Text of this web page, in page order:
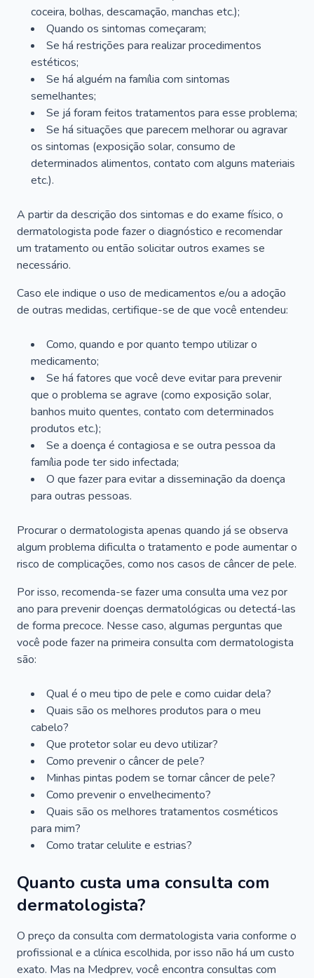
coceira, bolhas, descamação, manchas etc.);
Quando os sintomas começaram;
Se há restrições para realizar procedimentos
estéticos;
Se há alguém na família com sintomas
semelhantes;
Se já foram feitos tratamentos para esse problema;
Se há situações que parecem melhorar ou agravar
os sintomas (exposição solar, consumo de
determinados alimentos, contato com alguns materiais
etc.).
A partir da descrição dos sintomas e do exame físico, o
dermatologista pode fazer o diagnóstico e recomendar
um tratamento ou então solicitar outros exames se
necessário.
Caso ele indique o uso de medicamentos e/ou a adoção
de outras medidas, certifique-se de que você entendeu:
Como, quando e por quanto tempo utilizar o
medicamento;
Se há fatores que você deve evitar para prevenir
que o problema se agrave (como exposição solar,
banhos muito quentes, contato com determinados
produtos etc.);
Se a doença é contagiosa e se outra pessoa da
família pode ter sido infectada;
O que fazer para evitar a disseminação da doença
para outras pessoas.
Procurar o dermatologista apenas quando já se observa
algum problema dificulta o tratamento e pode aumentar o
risco de complicações, como nos casos de câncer de pele.
Por isso, recomenda-se fazer uma consulta uma vez por
ano para prevenir doenças dermatológicas ou detectá-las
de forma precoce. Nesse caso, algumas perguntas que
você pode fazer na primeira consulta com dermatologista
são:
Qual é o meu tipo de pele e como cuidar dela?
Quais são os melhores produtos para o meu
cabelo?
Que protetor solar eu devo utilizar?
Como prevenir o câncer de pele?
Minhas pintas podem se tornar câncer de pele?
Como prevenir o envelhecimento?
Quais são os melhores tratamentos cosméticos
para mim?
Como tratar celulite e estrias?
Quanto custa uma consulta com
dermatologista?
O preço da consulta com dermatologista varia conforme o
profissional e a clínica escolhida, por isso não há um custo
exato. Mas na Medprev, você encontra consultas com